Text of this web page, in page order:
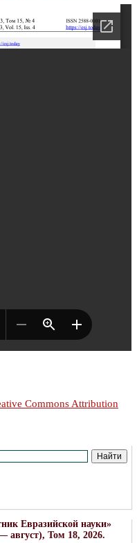
Commons Attribution
Евразийской науки»
Том 18, 2026.